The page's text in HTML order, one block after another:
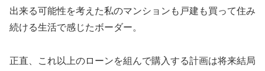
出来る可能性を考えた私のマンションも戸建も買って住み
続ける生活で感じたボーダー。
正直、これ以上のローンを組んで購入する計画は将来結局